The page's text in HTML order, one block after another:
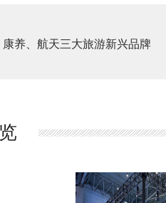
养、航天三大旅游新兴品牌